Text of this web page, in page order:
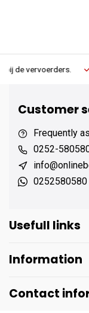
Telefonisch
Customer
Frequently
0252-
0252580580
Usefull links
Information
Contact